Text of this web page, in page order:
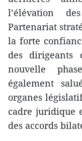
l’élévation
Partenariat
la forte
des
nouvelle
également
organes
cadre juridique
des accords